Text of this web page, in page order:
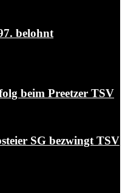
belohnt
beim Preetzer TSV
SG bezwingt TSV